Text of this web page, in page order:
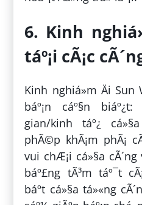
6. Kinh
táº¡i cÃ¡c
Kinh nghiá»m Äi
báº¡n cáº§n biáº¿t:
gian/kinh táº¿
phÃ©p khÃ¡m phÃ¡
vui chÆ¡i cá»§a cÃ´ng
báº£ng tÃ³m táº¯t
báº­t cá»§a tá»«ng